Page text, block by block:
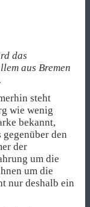
das
aus Bremen
steht
wie wenig
bekannt,
den
der
um die
um die
nur deshalb ein